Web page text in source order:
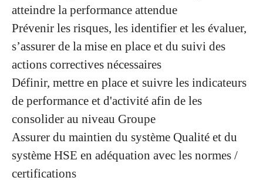
atteindre la performance attendue
Prévenir les risques, les identifier et les évaluer,
s’assurer de la mise en place et du suivi des
actions correctives nécessaires
Définir, mettre en place et suivre les indicateurs
de performance et d'activité afin de les
consolider au niveau Groupe
Assurer du maintien du système Qualité et du
système HSE en adéquation avec les normes /
certifications